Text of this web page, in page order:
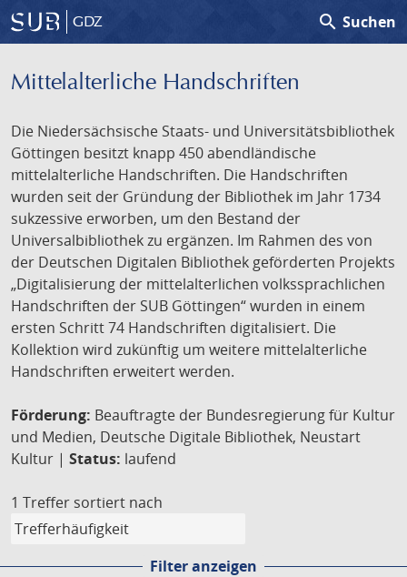
GDZ search Suchen
Mittelalterliche Handschriften
Die Niedersächsische Staats- und Universitätsbibliothek
Göttingen besitzt knapp 450 abendländische
mittelalterliche Handschriften. Die Handschriften
wurden seit der Gründung der Bibliothek im Jahr 1734
sukzessive erworben, um den Bestand der
Universalbibliothek zu ergänzen. Im Rahmen des von
der Deutschen Digitalen Bibliothek geförderten Projekts
„Digitalisierung der mittelalterlichen volkssprachlichen
Handschriften der SUB Göttingen“ wurden in einem
ersten Schritt 74 Handschriften digitalisiert. Die
Kollektion wird zukünftig um weitere mittelalterliche
Handschriften erweitert werden.
Förderung: Beauftragte der Bundesregierung für Kultur
und Medien, Deutsche Digitale Bibliothek, Neustart
Kultur | Status: laufend
1 Treffer sortiert nach
Filter anzeigen